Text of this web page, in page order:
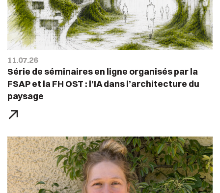
11.07.26
Série de séminaires en ligne organisés par la
FSAP et la FH OST : l’IA dans l’architecture du
paysage